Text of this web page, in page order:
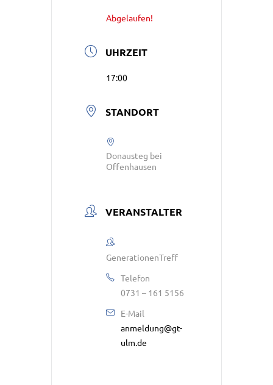
Abgelaufen!
UHRZEIT
17:00
STANDORT
Donausteg bei
Offenhausen
VERANSTALTER
GenerationenTreff
Telefon
0731 – 161 5156
E-Mail
anmeldung@gt-
ulm.de